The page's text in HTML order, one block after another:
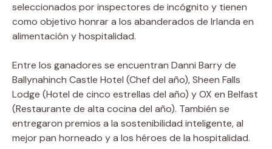
seleccionados por inspectores de incógnito y tienen
como objetivo honrar a los abanderados de Irlanda en
alimentación y hospitalidad.
Entre los ganadores se encuentran Danni Barry de
Ballynahinch Castle Hotel (Chef del año), Sheen Falls
Lodge (Hotel de cinco estrellas del año) y OX en Belfast
(Restaurante de alta cocina del año). También se
entregaron premios a la sostenibilidad inteligente, al
mejor pan horneado y a los héroes de la hospitalidad.